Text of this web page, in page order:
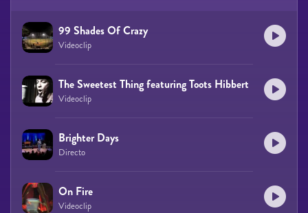
99 Shades Of Crazy
Videoclip
The Sweetest Thing featuring Toots Hibbert
Videoclip
Brighter Days
Directo
On Fire
Videoclip